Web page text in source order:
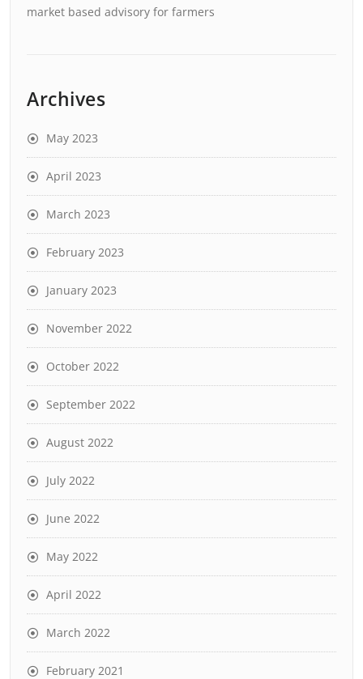
market based advisory for farmers
Archives
May 2023
April 2023
March 2023
February 2023
January 2023
November 2022
October 2022
September 2022
August 2022
July 2022
June 2022
May 2022
April 2022
March 2022
February 2021